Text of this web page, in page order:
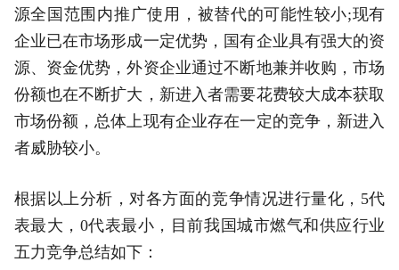
源全国范围内推广使用，被替代的可能性较小;现有
企业已在市场形成一定优势，国有企业具有强大的资
源、资金优势，外资企业通过不断地兼并收购，市场
份额也在不断扩大，新进入者需要花费较大成本获取
市场份额，总体上现有企业存在一定的竞争，新进入
者威胁较小。
根据以上分析，对各方面的竞争情况进行量化，5代
表最大，0代表最小，目前我国城市燃气和供应行业
五力竞争总结如下：